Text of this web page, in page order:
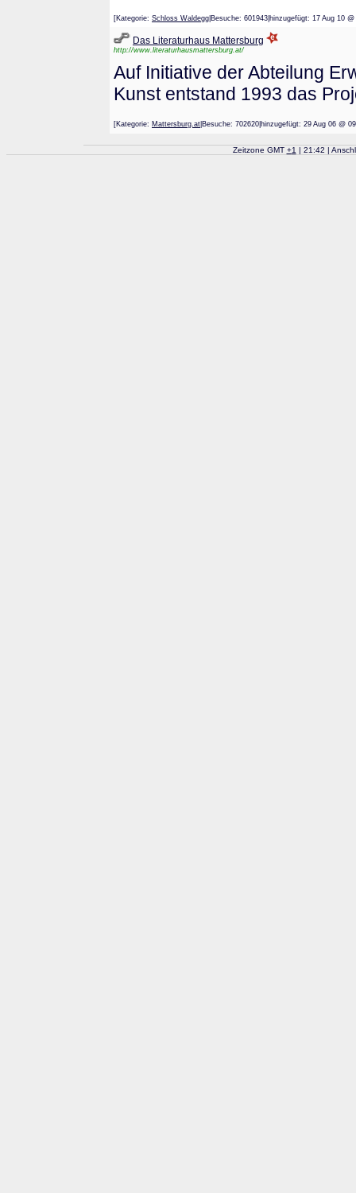
[Kategorie: Schloss Waldegg |Besuche: 601943|hinzugefügt: 17
Das Literaturhaus Mattersburg
http://www.literaturhausmattersburg.at/
Auf Initiative der Abteilung
Kunst entstand 1993 das
[Kategorie: Mattersburg.at |Besuche: 702620|hinzugefügt: 29 Aug
Zeitzone GMT +1 | 21:42 |